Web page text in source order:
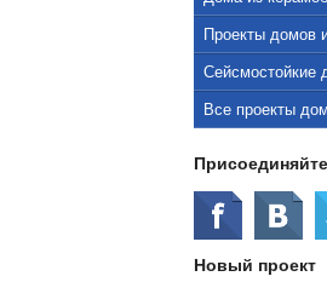
Проекты домов
Сейсмостойкие
Все проекты
Новый проект